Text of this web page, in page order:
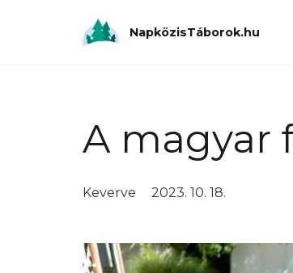
NapközisTáborok.hu
A magyar
Keverve 2023. 10. 18.